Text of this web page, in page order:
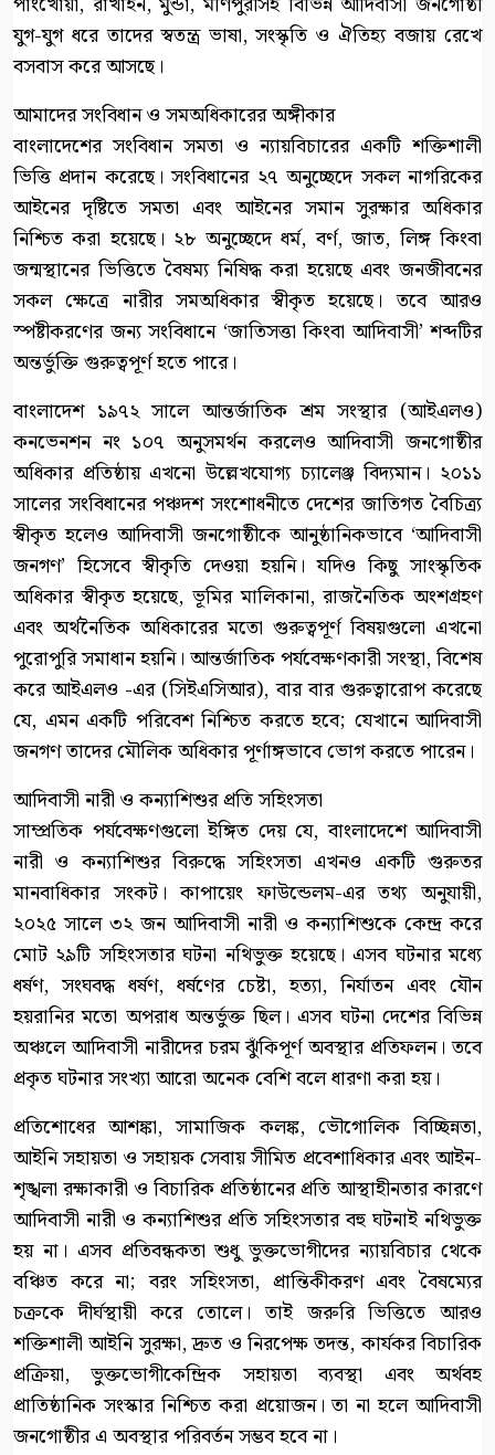
যুগ-যুগ ধরে তাদের স্বতন্ত্র ভাষা, সংস্কৃতি ও ঐতিহ্য বজায় রেখে
বসবাস করে আসছে।
আমাদের সংবিধান ও সমঅধিকারের অঙ্গীকার
বাংলাদেশের সংবিধান সমতা ও ন্যায়বিচারের একটি শক্তিশালী
ভিত্তি প্রদান করেছে। সংবিধানের ২৭ অনুচ্ছেদে সকল নাগরিকের
আইনের দৃষ্টিতে সমতা এবং আইনের সমান সুরক্ষার অধিকার
নিশ্চিত করা হয়েছে। ২৮ অনুচ্ছেদে ধর্ম, বর্ণ, জাত, লিঙ্গ কিংবা
জন্মস্থানের ভিত্তিতে বৈষম্য নিষিদ্ধ করা হয়েছে এবং জনজীবনের
সকল ক্ষেত্রে নারীর সমঅধিকার স্বীকৃত হয়েছে। তবে আরও
স্পষ্টীকরণের জন্য সংবিধানে ‘জাতিসত্তা কিংবা আদিবাসী’ শব্দটির
অন্তর্ভুক্তি গুরুত্বপূর্ণ হতে পারে।
বাংলাদেশ ১৯৭২ সালে আন্তর্জাতিক শ্রম সংস্থার (আইএলও)
কনভেনশন নং ১০৭ অনুসমর্থন করলেও আদিবাসী জনগোষ্ঠীর
অধিকার প্রতিষ্ঠায় এখনো উল্লেখযোগ্য চ্যালেঞ্জ বিদ্যমান। ২০১১
সালের সংবিধানের পঞ্চদশ সংশোধনীতে দেশের জাতিগত বৈচিত্র্য
স্বীকৃত হলেও আদিবাসী জনগোষ্ঠীকে আনুষ্ঠানিকভাবে ‘আদিবাসী
জনগণ’ হিসেবে স্বীকৃতি দেওয়া হয়নি। যদিও কিছু সাংস্কৃতিক
অধিকার স্বীকৃত হয়েছে, ভূমির মালিকানা, রাজনৈতিক অংশগ্রহণ
এবং অর্থনৈতিক অধিকারের মতো গুরুত্বপূর্ণ বিষয়গুলো এখনো
পুরোপুরি সমাধান হয়নি। আন্তর্জাতিক পর্যবেক্ষণকারী সংস্থা, বিশেষ
করে আইএলও -এর (সিইএসিআর), বার বার গুরুত্বারোপ করেছে
যে, এমন একটি পরিবেশ নিশ্চিত করতে হবে; যেখানে আদিবাসী
জনগণ তাদের মৌলিক অধিকার পূর্ণাঙ্গভাবে ভোগ করতে পারেন।
আদিবাসী নারী ও কন্যাশিশুর প্রতি সহিংসতা
সাম্প্রতিক পর্যবেক্ষণগুলো ইঙ্গিত দেয় যে, বাংলাদেশে আদিবাসী
নারী ও কন্যাশিশুর বিরুদ্ধে সহিংসতা এখনও একটি গুরুতর
মানবাধিকার সংকট। কাপায়েং ফাউন্ডেলম-এর তথ্য অনুযায়ী,
২০২৫ সালে ৩২ জন আদিবাসী নারী ও কন্যাশিশুকে কেন্দ্র করে
মোট ২৯টি সহিংসতার ঘটনা নথিভুক্ত হয়েছে। এসব ঘটনার মধ্যে
ধর্ষণ, সংঘবদ্ধ ধর্ষণ, ধর্ষণের চেষ্টা, হত্যা, নির্যাতন এবং যৌন
হয়রানির মতো অপরাধ অন্তর্ভুক্ত ছিল। এসব ঘটনা দেশের বিভিন্ন
অঞ্চলে আদিবাসী নারীদের চরম ঝুঁকিপূর্ণ অবস্থার প্রতিফলন। তবে
প্রকৃত ঘটনার সংখ্যা আরো অনেক বেশি বলে ধারণা করা হয়।
প্রতিশোধের আশঙ্কা, সামাজিক কলঙ্ক, ভৌগোলিক বিচ্ছিন্নতা,
আইনি সহায়তা ও সহায়ক সেবায় সীমিত প্রবেশাধিকার এবং আইন-
শৃঙ্খলা রক্ষাকারী ও বিচারিক প্রতিষ্ঠানের প্রতি আস্থাহীনতার কারণে
আদিবাসী নারী ও কন্যাশিশুর প্রতি সহিংসতার বহু ঘটনাই নথিভুক্ত
হয় না। এসব প্রতিবন্ধকতা শুধু ভুক্তভোগীদের ন্যায়বিচার থেকে
বঞ্চিত করে না; বরং সহিংসতা, প্রান্তিকীকরণ এবং বৈষম্যের
চক্রকে দীর্ঘস্থায়ী করে তোলে। তাই জরুরি ভিত্তিতে আরও
শক্তিশালী আইনি সুরক্ষা, দ্রুত ও নিরপেক্ষ তদন্ত, কার্যকর বিচারিক
প্রক্রিয়া, ভুক্তভোগীকেন্দ্রিক সহায়তা ব্যবস্থা এবং অর্থবহ
প্রাতিষ্ঠানিক সংস্কার নিশ্চিত করা প্রয়োজন। তা না হলে আদিবাসী
জনগোষ্ঠীর এ অবস্থার পরিবর্তন সম্ভব হবে না।